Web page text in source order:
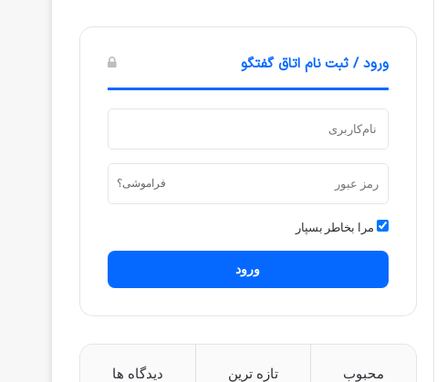
ورود / ثبت نام اتاق گفتگو
فراموشی؟
مرا بخاطر بسپار
ورود
محبوب تازه ترین دیدگاه ها